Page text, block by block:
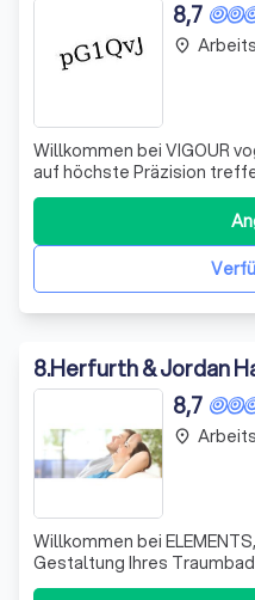
8,7
Willkommen bei VIGOUR
auf höchste Präzision
die nicht nur funktional
unverwechselbare Aura
Michael Stein kombiniert
fließenden Formen und
place
8.Herfurth & Jordan
8,7
Willkommen bei
Gestaltung Ihres
3D-Badplaner ermöglichen
place